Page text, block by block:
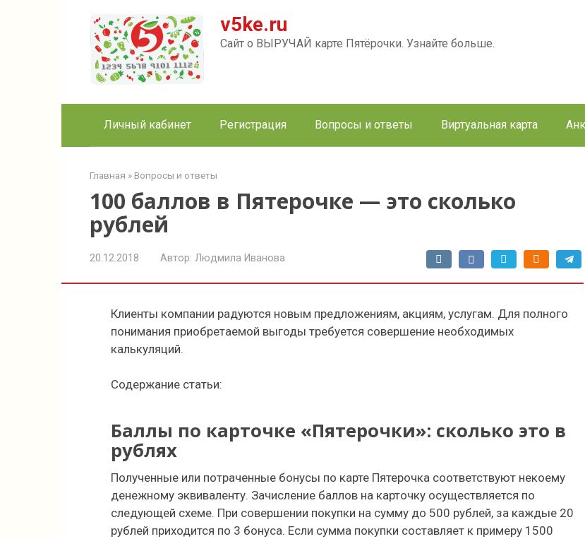
v5ke.ru
Сайт о ВЫРУЧАЙ карте Пятёрочки. Узнайте больше.
Личный кабинет Регистрация Вопросы и ответы Виртуальная карта
Главная » Вопросы и ответы
100 баллов в Пятерочке — это сколько
рублей
20.12.2018 Автор: Людмила Иванова
Клиенты компании радуются новым предложениям, акциям, услугам. Для полного
понимания приобретаемой выгоды требуется совершение необходимых
калькуляций.
Содержание статьи:
Баллы по карточке «Пятерочки»: сколько это в
рублях
Полученные или потраченные бонусы по карте Пятерочка соответствуют некоему
денежному эквиваленту. Зачисление баллов на карточку осуществляется по
следующей схеме. При совершении покупки на сумму до 500 рублей, за каждые 20
рублей приходится по 3 бонуса. Если сумма покупки составляет к примеру 1500